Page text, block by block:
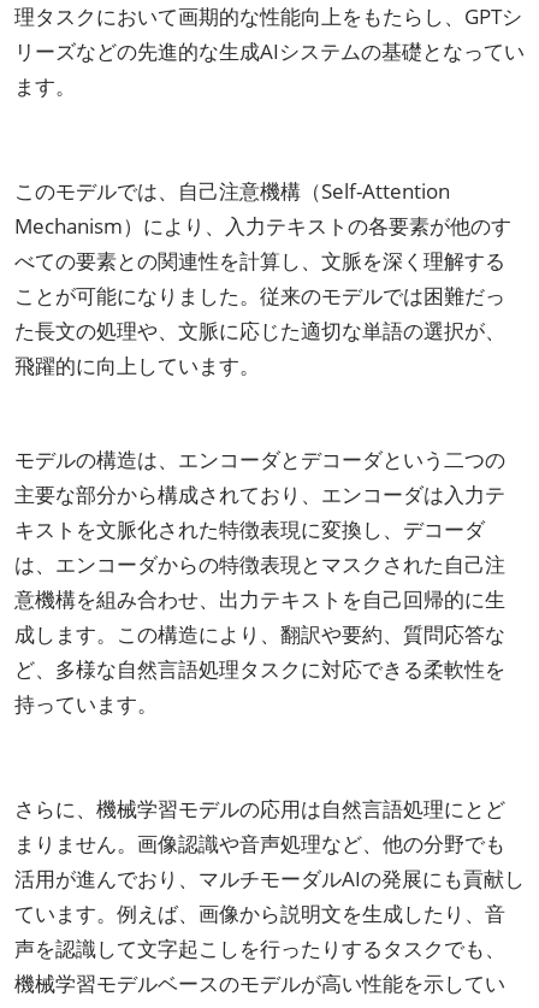
理タスクにおいて画期的な性能向上をもたらし、GPTシ
リーズなどの先進的な生成AIシステムの基礎となってい
ます。
このモデルでは、自己注意機構（Self-Attention
Mechanism）により、入力テキストの各要素が他のす
べての要素との関連性を計算し、文脈を深く理解する
ことが可能になりました。従来のモデルでは困難だっ
た長文の処理や、文脈に応じた適切な単語の選択が、
飛躍的に向上しています。
モデルの構造は、エンコーダとデコーダという二つの
主要な部分から構成されており、エンコーダは入力テ
キストを文脈化された特徴表現に変換し、デコーダ
は、エンコーダからの特徴表現とマスクされた自己注
意機構を組み合わせ、出力テキストを自己回帰的に生
成します。この構造により、翻訳や要約、質問応答な
ど、多様な自然言語処理タスクに対応できる柔軟性を
持っています。
さらに、機械学習モデルの応用は自然言語処理にとど
まりません。画像認識や音声処理など、他の分野でも
活用が進んでおり、マルチモーダルAIの発展にも貢献し
ています。例えば、画像から説明文を生成したり、音
声を認識して文字起こしを行ったりするタスクでも、
機械学習モデルベースのモデルが高い性能を示してい